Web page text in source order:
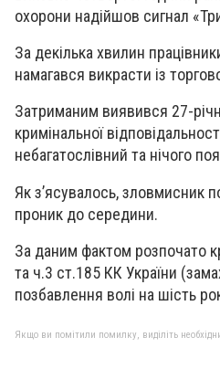
охорони надійшов сигнал
За декілька хвилин
намагався викрасти із
Затриманим виявився 27-
кримінальної
небагатослівний та нічого
Як з’ясувалось, зловмисник
проник до середини.
За даним фактом розпочато
та ч.3 ст.185 КК України
позбавлення волі на шість
Якщо ви помітили помилку, виділіть